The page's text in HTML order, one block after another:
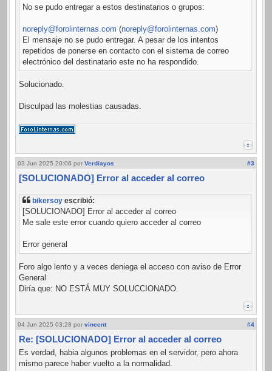
No se pudo entregar a estos destinatarios o grupos:
noreply@forolinternas.com (noreply@forolinternas.com)
El mensaje no se pudo entregar. A pesar de los intentos
repetidos de ponerse en contacto con el sistema de correo
electrónico del destinatario este no ha respondido.
Solucionado.
Disculpad las molestias causadas.
03 Jun 2025 20:06 por Verdiayos #3
[SOLUCIONADO] Error al acceder al correo
bikersoy escribió:
[SOLUCIONADO] Error al acceder al correo
Me sale este error cuando quiero acceder al correo
Error general
Foro algo lento y a veces deniega el acceso con aviso de Error
General
Diría que: NO ESTÁ MUY SOLUCCIONADO.
04 Jun 2025 03:28 por vincent #4
Re: [SOLUCIONADO] Error al acceder al correo
Es verdad, habia algunos problemas en el servidor, pero ahora
mismo parece haber vuelto a la normalidad.